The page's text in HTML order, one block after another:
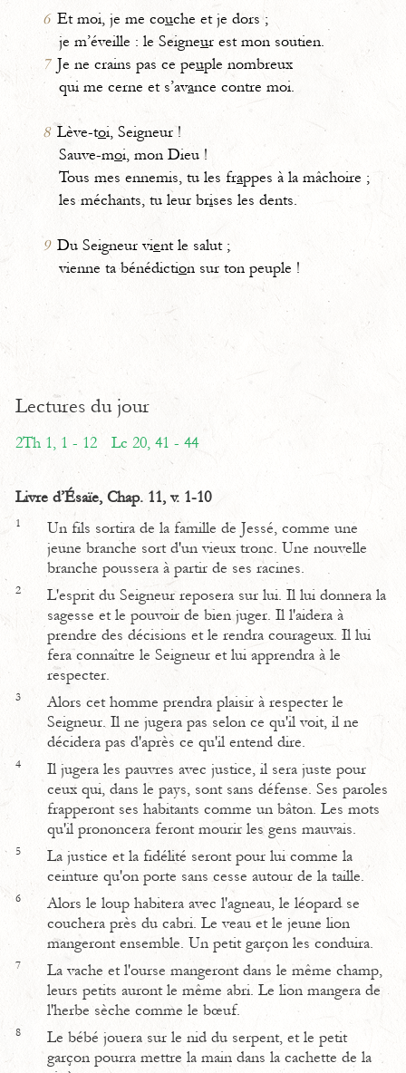
6 Et moi, je me couche et je dors ;
je m’éveille : le Seigneur est mon soutien.
7 Je ne crains pas ce peuple nombreux
qui me cerne et s’avance contre moi.
8 Lève-toi, Seigneur !
Sauve-moi, mon Dieu !
Tous mes ennemis, tu les frappes à la mâchoire ;
les méchants, tu leur brises les dents.
9 Du Seigneur vient le salut ;
vienne ta bénédiction sur ton peuple !
Lectures du jour
2Th 1, 1 - 12 Lc 20, 41 - 44
Livre d’Ésaïe, Chap. 11, v. 1-10
1
Un fils sortira de la famille de Jessé, comme une
jeune branche sort d'un vieux tronc. Une nouvelle
branche poussera à partir de ses racines.
2
L'esprit du Seigneur reposera sur lui. Il lui donnera la
sagesse et le pouvoir de bien juger. Il l'aidera à
prendre des décisions et le rendra courageux. Il lui
fera connaître le Seigneur et lui apprendra à le
respecter.
3
Alors cet homme prendra plaisir à respecter le
Seigneur. Il ne jugera pas selon ce qu'il voit, il ne
décidera pas d'après ce qu'il entend dire.
4
Il jugera les pauvres avec justice, il sera juste pour
ceux qui, dans le pays, sont sans défense. Ses paroles
frapperont ses habitants comme un bâton. Les mots
qu'il prononcera feront mourir les gens mauvais.
5
La justice et la fidélité seront pour lui comme la
ceinture qu'on porte sans cesse autour de la taille.
6
Alors le loup habitera avec l'agneau, le léopard se
couchera près du cabri. Le veau et le jeune lion
mangeront ensemble. Un petit garçon les conduira.
7
La vache et l'ourse mangeront dans le même champ,
leurs petits auront le même abri. Le lion mangera de
l'herbe sèche comme le bœuf.
8
Le bébé jouera sur le nid du serpent, et le petit
garçon pourra mettre la main dans la cachette de la